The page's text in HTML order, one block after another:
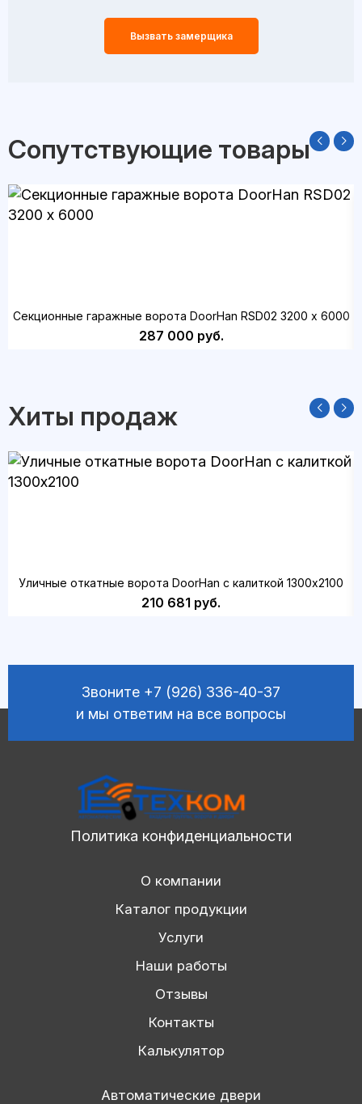
Вызвать замерщика
Сопутствующие товары
Секционные гаражные ворота DoorHan RSD02 3200 х 6000
287 000 руб.
Хиты продаж
Уличные откатные ворота DoorHan с калиткой 1300х2100
210 681 руб.
Звоните +7 (926) 336-40-37
и мы ответим на все вопросы
Политика конфиденциальности
О компании
Каталог продукции
Услуги
Наши работы
Отзывы
Контакты
Калькулятор
Автоматические двери